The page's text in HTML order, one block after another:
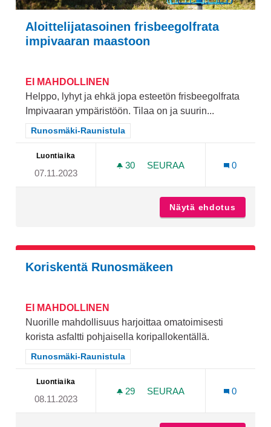
Aloittelijatasoinen frisbeegolfrata
impivaaran maastoon
EI MAHDOLLINEN
Helppo, lyhyt ja ehkä jopa esteetön frisbeegolfrata
Impivaaran ympäristöön. Tilaa on ja suurin...
Rajaa tulokset teeman mukaan: Runosmäki-Raunistula
Runosmäki-Raunistula
Luontiaika
07.11.2023
30 30 SEURAAJAA
SEURAA
0
Näytä ehdotus
Koriskentä Runosmäkeen
EI MAHDOLLINEN
Nuorille mahdollisuus harjoittaa omatoimisesti
korista asfaltti pohjaisella koripallokentällä.
Rajaa tulokset teeman mukaan: Runosmäki-Raunistula
Runosmäki-Raunistula
Luontiaika
08.11.2023
29 29 SEURAAJAA
SEURAA
0